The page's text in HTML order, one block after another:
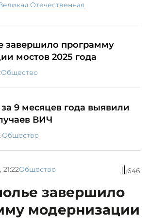
Великая Отечественная
завершило программу
мостов 2025 года
Общество
9 месяцев года выявили
ВИЧ
Общество
Общество 646
завершило
модернизации